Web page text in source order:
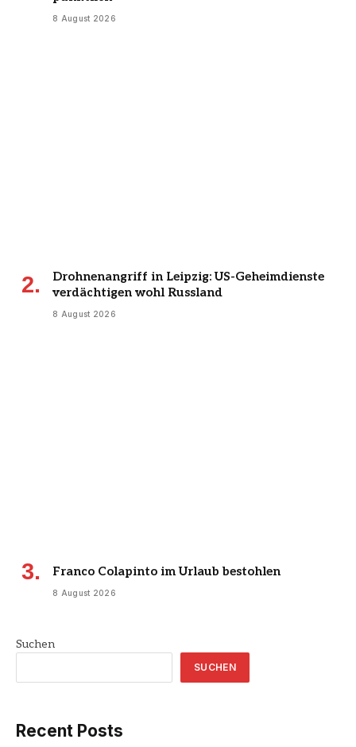
8 August 2026
Drohnenangriff in Leipzig: US-Geheimdienste
verdächtigen wohl Russland
8 August 2026
Franco Colapinto im Urlaub bestohlen
8 August 2026
Suchen
SUCHEN
Recent Posts